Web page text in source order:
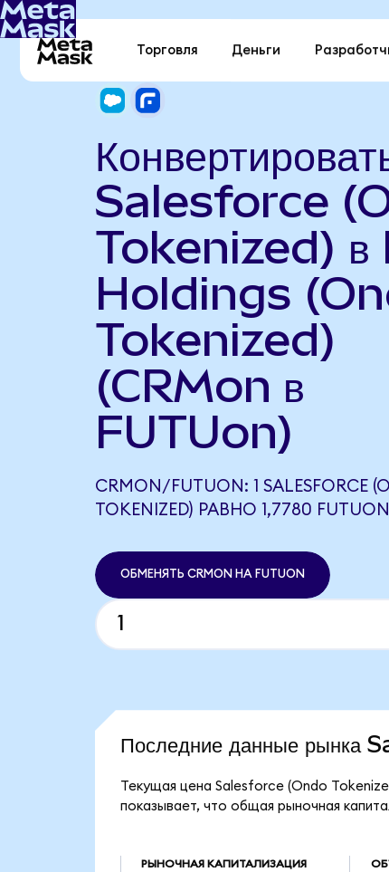
Торговля Деньги
Salesforce
Tokenized) в
Holdings
Tokenized)
(CRMon в
FUTUon)
CRMON/FUTUON: 1 SALESFORCE
TOKENIZED) РАВНО 1,7780 FUTUON
ОБМЕНЯТЬ CRMON НА FUTUON
Последние данные
Текущая цена Salesforce (Ondo
показывает, что общая рыночная
РЫНОЧНАЯ КАПИТАЛИЗАЦИЯ